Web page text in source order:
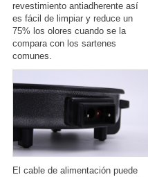
revestimiento antiadherente así
es fácil de limpiar y reduce un
75% los olores cuando se la
compara con los sartenes
comunes.
El cable de alimentación puede